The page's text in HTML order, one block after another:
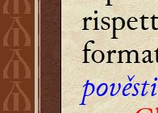
pověsti